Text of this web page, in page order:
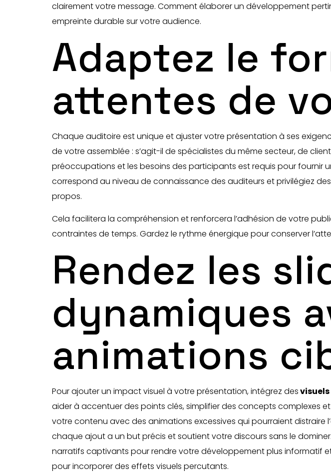
clairement votre message. Comment élaborer un développement
empreinte durable sur votre audience.
Adaptez le
attentes de
Chaque auditoire est unique et ajuster votre présentation à ses
de votre assemblée : s’agit-il de spécialistes du même secteur, de
préoccupations et les besoins des participants est requis pour fournir
correspond au niveau de connaissance des auditeurs et privilégiez
propos.
Cela facilitera la compréhension et renforcera l’adhésion de votre
contraintes de temps. Gardez le rythme énergique pour conserver
Rendez les
dynamiques
animations
Pour ajouter un impact visuel à votre présentation, intégrez des
aider à accentuer des points clés, simplifier des concepts complexes
votre contenu avec des animations excessives qui pourraient distraire
chaque ajout a un but précis et soutient votre discours sans le
narratifs captivants pour rendre votre développement plus informatif
pour incorporer des effets visuels percutants.